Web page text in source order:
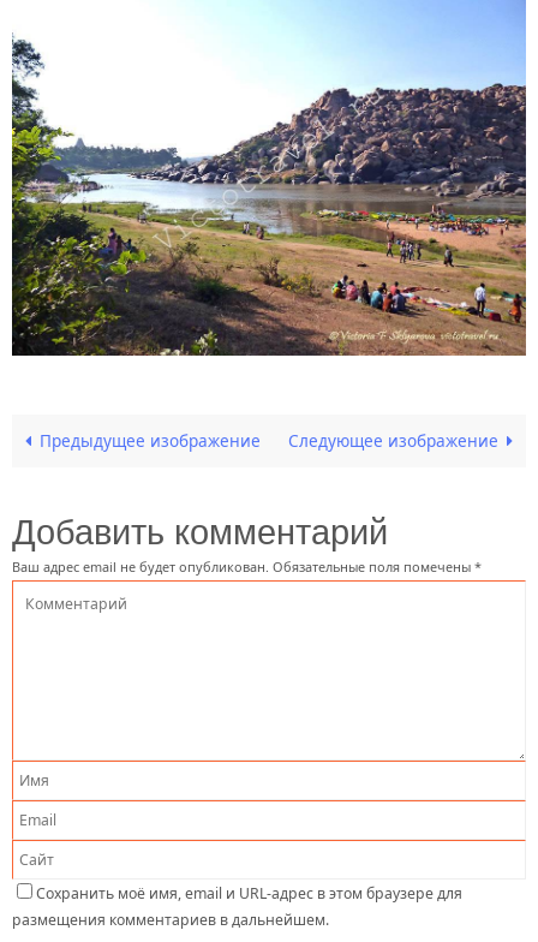
Предыдущее изображение Следующее изображение
Добавить комментарий
Ваш адрес email не будет опубликован. Обязательные поля помечены *
Сохранить моё имя, email и URL-адрес в этом браузере для
размещения комментариев в дальнейшем.